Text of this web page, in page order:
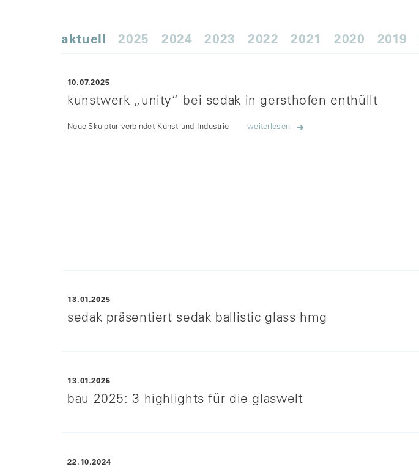
aktuell 2025 2024 2023 2022 2021 2020 2019
10.07.2025
kunstwerk „unity“ bei sedak in gersthofen enthüllt
Neue Skulptur verbindet Kunst und Industrie weiterlesen
13.01.2025
sedak präsentiert sedak ballistic glass hmg
13.01.2025
bau 2025: 3 highlights für die glaswelt
22.10.2024